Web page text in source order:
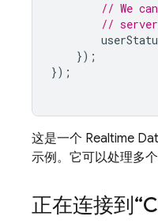
// We
//
});
});
这是一个 Realtime
示例。它可以处理多
正在连接到“